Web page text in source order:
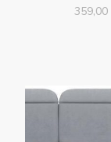
359,00